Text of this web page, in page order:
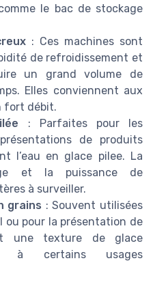
le bac de stockage
: Ces machines sont
de refroidissement et
un grand volume de
Elles conviennent aux
fort débit.
: Parfaites pour les
de produits
l’eau en glace pilee. La
et la puissance de
à surveiller.
grains : Souvent utilisées
ou pour la présentation de
une texture de glace
à certains usages